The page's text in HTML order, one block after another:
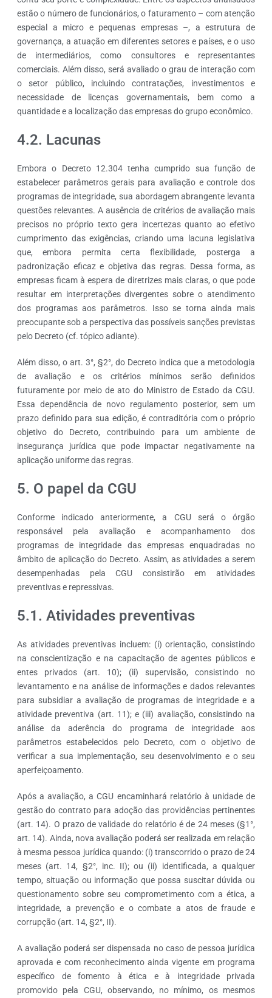
estão o número de funcionários, o faturamento – com atenção
especial a micro e pequenas empresas –, a estrutura de
governança, a atuação em diferentes setores e países, e o uso
de intermediários, como consultores e representantes
comerciais. Além disso, será avaliado o grau de interação com
o setor público, incluindo contratações, investimentos e
necessidade de licenças governamentais, bem como a
quantidade e a localização das empresas do grupo econômico.
4.2. Lacunas
Embora o Decreto 12.304 tenha cumprido sua função de
estabelecer parâmetros gerais para avaliação e controle dos
programas de integridade, sua abordagem abrangente levanta
questões relevantes. A ausência de critérios de avaliação mais
precisos no próprio texto gera incertezas quanto ao efetivo
cumprimento das exigências, criando uma lacuna legislativa
que, embora permita certa flexibilidade, posterga a
padronização eficaz e objetiva das regras. Dessa forma, as
empresas ficam à espera de diretrizes mais claras, o que pode
resultar em interpretações divergentes sobre o atendimento
dos programas aos parâmetros. Isso se torna ainda mais
preocupante sob a perspectiva das possíveis sanções previstas
pelo Decreto (cf. tópico adiante).
Além disso, o art. 3°, §2°, do Decreto indica que a metodologia
de avaliação e os critérios mínimos serão definidos
futuramente por meio de ato do Ministro de Estado da CGU.
Essa dependência de novo regulamento posterior, sem um
prazo definido para sua edição, é contraditória com o próprio
objetivo do Decreto, contribuindo para um ambiente de
insegurança jurídica que pode impactar negativamente na
aplicação uniforme das regras.
5. O papel da CGU
Conforme indicado anteriormente, a CGU será o órgão
responsável pela avaliação e acompanhamento dos
programas de integridade das empresas enquadradas no
âmbito de aplicação do Decreto. Assim, as atividades a serem
desempenhadas pela CGU consistirão em atividades
preventivas e repressivas.
5.1. Atividades preventivas
As atividades preventivas incluem: (i) orientação, consistindo
na conscientização e na capacitação de agentes públicos e
entes privados (art. 10); (ii) supervisão, consistindo no
levantamento e na análise de informações e dados relevantes
para subsidiar a avaliação de programas de integridade e a
atividade preventiva (art. 11); e (iii) avaliação, consistindo na
análise da aderência do programa de integridade aos
parâmetros estabelecidos pelo Decreto, com o objetivo de
verificar a sua implementação, seu desenvolvimento e o seu
aperfeiçoamento.
Após a avaliação, a CGU encaminhará relatório à unidade de
gestão do contrato para adoção das providências pertinentes
(art. 14). O prazo de validade do relatório é de 24 meses (§1°,
art. 14). Ainda, nova avaliação poderá ser realizada em relação
à mesma pessoa jurídica quando: (i) transcorrido o prazo de 24
meses (art. 14, §2°, inc. II); ou (ii) identificada, a qualquer
tempo, situação ou informação que possa suscitar dúvida ou
questionamento sobre seu comprometimento com a ética, a
integridade, a prevenção e o combate a atos de fraude e
corrupção (art. 14, §2°, II).
A avaliação poderá ser dispensada no caso de pessoa jurídica
aprovada e com reconhecimento ainda vigente em programa
específico de fomento à ética e à integridade privada
promovido pela CGU, observando, no mínimo, os mesmos